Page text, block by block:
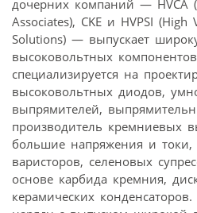
дочерних компаний — HVCA
Associates), CKE и HVPSI (High
Solutions) — выпускает
высоковольтных
специализируется на
высоковольтных диодов,
выпрямителей,
производитель кремниевых
большие напряжения и токи,
варисторов, селеновых
основе карбида кремния,
керамических